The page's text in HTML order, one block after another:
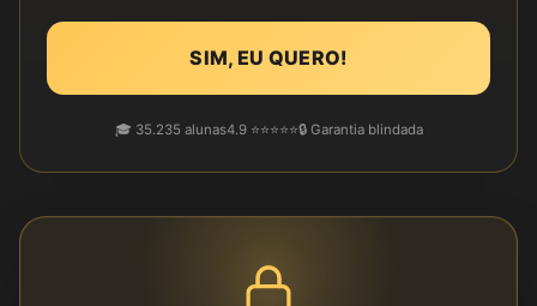
SIM, EU QUERO!
🎓 35.235 alunas4.9 ⭐⭐⭐⭐⭐🔒 Garantia blindada